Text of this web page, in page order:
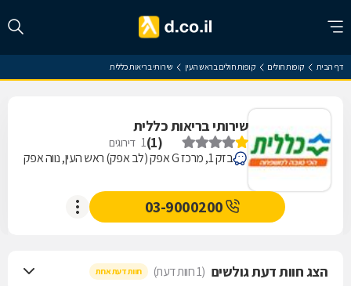
דף הבית קופות חולים קופות חולים בראש העין שירותי בריאות כללית
שירותי בריאות כללית
(
1
)
1 דירוגים
בזק 1, מרכז G אפק (לב אפק) ראש העין, נווה אפק
03-9000200
הצג חוות דעת גולשים (1 חוות דעת) חוות דעת אחת